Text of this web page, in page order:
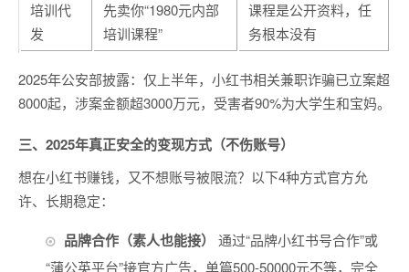
培训代
发
先卖你“1980元内部
培训课程”
课程是公开资料，任
务根本没有
2025年公安部披露：仅上半年，小红书相关兼职诈骗已立案超
8000起，涉案金额超3000万元，受害者90%为大学生和宝妈。
三、2025年真正安全的变现方式（不伤账号）
想在小红书赚钱，又不想账号被限流？以下4种方式官方允
许、长期稳定：
品牌合作（素人也能接）
通过“品牌小红书号合作”或
“蒲公英平台”接官方广告，单篇500-50000元不等，完全